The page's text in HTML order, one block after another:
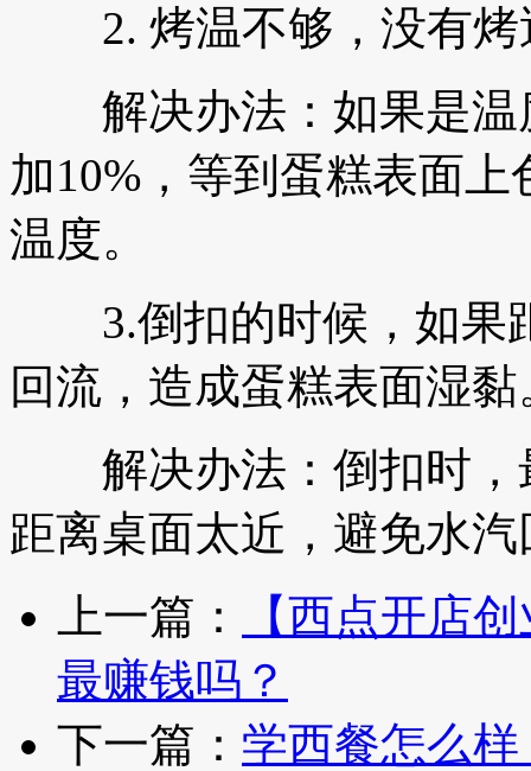
2. 烤温不够，没有烤
解决办法：如果是温
加10%，等到蛋糕表面
温度。
3.倒扣的时候，如果
回流，造成蛋糕表面湿黏
解决办法：倒扣时，
距离桌面太近，避免水汽
上一篇：
【西点开店
最赚钱吗？
下一篇： 学西餐怎么